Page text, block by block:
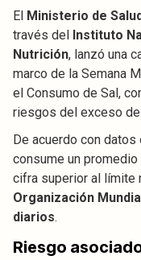
El Ministerio de
través del Instituto
Nutrición, lanzó una
marco de la Semana
el Consumo de Sal,
riesgos del exceso
De acuerdo con
consume un promedio
cifra superior al límite
Organización
diarios.
Riesgo